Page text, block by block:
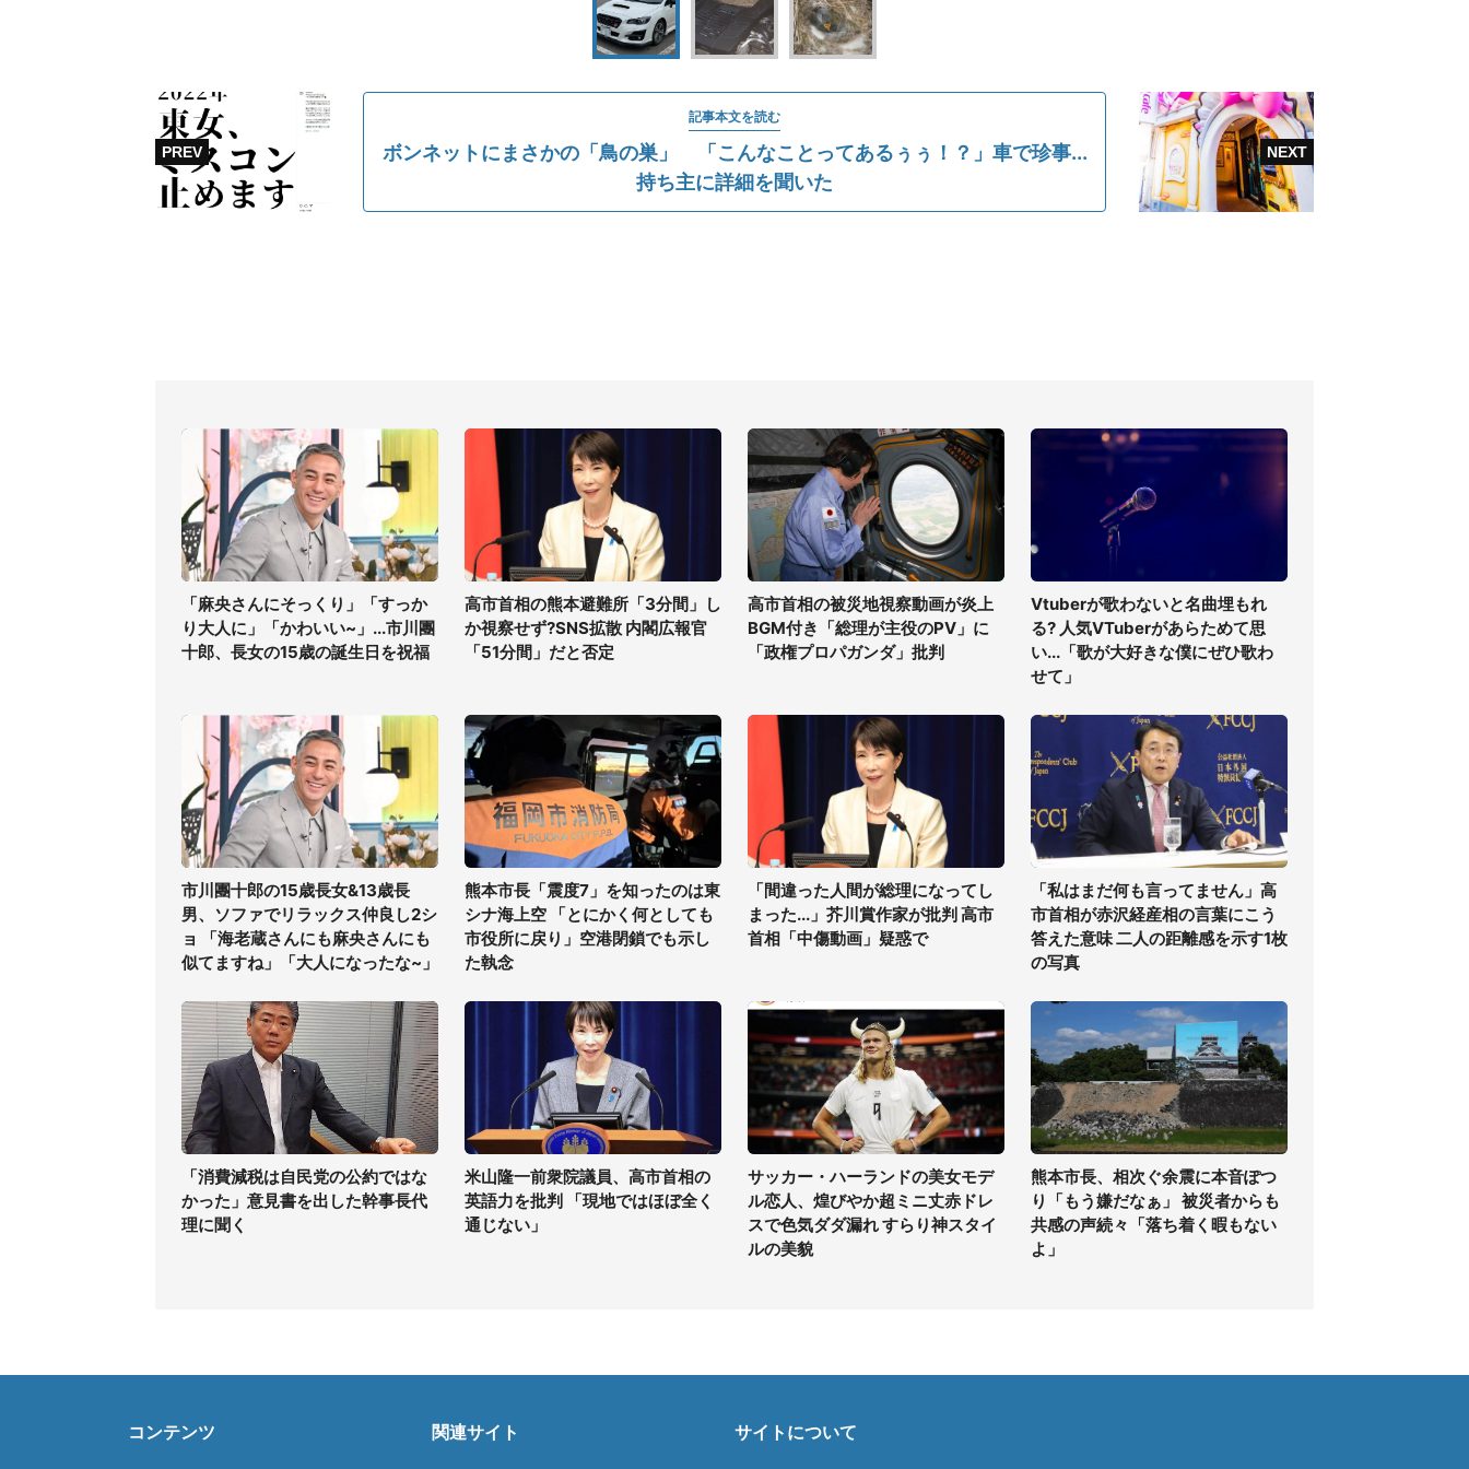
記事本文を読む
ボンネットにまさかの「鳥の巣」 「こんなことってあるぅぅ！？」車で珍事...
持ち主に詳細を聞いた
「麻央さんにそっくり」「すっか
り大人に」「かわいい~」...市川團
十郎、長女の15歳の誕生日を祝福
高市首相の熊本避難所「3分間」し
か視察せず?SNS拡散 内閣広報官
「51分間」だと否定
高市首相の被災地視察動画が炎上
BGM付き「総理が主役のPV」に
「政権プロパガンダ」批判
Vtuberが歌わないと名曲埋もれ
る? 人気VTuberがあらためて思
い...「歌が大好きな僕にぜひ歌わ
せて」
市川團十郎の15歳長女&13歳長
男、ソファでリラックス仲良し2シ
ョ 「海老蔵さんにも麻央さんにも
似てますね」「大人になったな~」
熊本市長「震度7」を知ったのは東
シナ海上空 「とにかく何としても
市役所に戻り」空港閉鎖でも示し
た執念
「間違った人間が総理になってし
まった...」芥川賞作家が批判 高市
首相「中傷動画」疑惑で
「私はまだ何も言ってません」高
市首相が赤沢経産相の言葉にこう
答えた意味 二人の距離感を示す1枚
の写真
「消費減税は自民党の公約ではな
かった」意見書を出した幹事長代
理に聞く
米山隆一前衆院議員、高市首相の
英語力を批判 「現地ではほぼ全く
通じない」
サッカー・ハーランドの美女モデ
ル恋人、煌びやか超ミニ丈赤ドレ
スで色気ダダ漏れ すらり神スタイ
ルの美貌
熊本市長、相次ぐ余震に本音ぽつ
り「もう嫌だなぁ」 被災者からも
共感の声続々「落ち着く暇もない
よ」
コンテンツ 関連サイト サイトについて